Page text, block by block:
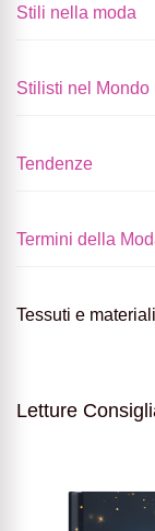
Stili nella moda
Stilisti nel Mondo
Tendenze
Termini della
Tessuti e materiali
Letture